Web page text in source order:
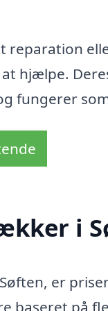
reparation
hjælpe.
fungerer
i
er
baseret på